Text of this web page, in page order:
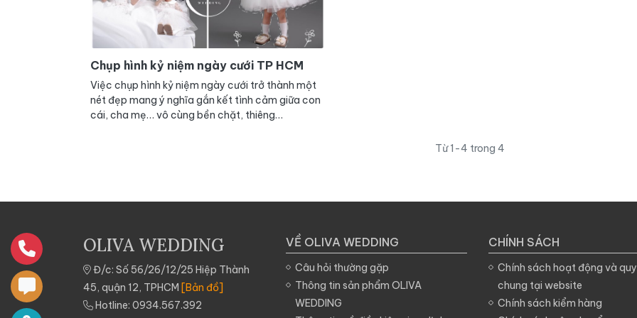
Chụp hình kỷ niệm ngày cưới TP HCM
Việc chụp hình kỷ niệm ngày cưới trở thành một
nét đẹp mang ý nghĩa gắn kết tình cảm giữa con
cái, cha mẹ… vô cùng bền chặt, thiêng
Từ 1-4 trong 4
OLIVA WEDDING
Đ/c: Số 56/26/12/25 Hiệp Thành
45, quận 12, TPHCM [Bản đồ]
Hotline: 0934.567.392
VỀ OLIVA WEDDING
Câu hỏi thường gặp
Thông tin sản phẩm OLIVA
WEDDING
CHÍNH SÁCH
Chính sách hoạt động và
chung tại website
Chính sách kiểm hàng